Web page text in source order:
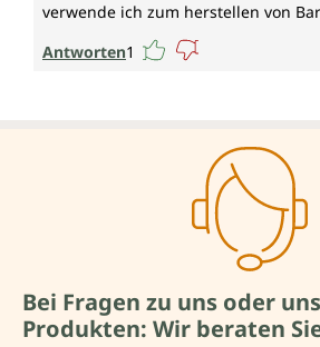
verwende ich zum herstellen von
Antworten1
Bei Fragen zu uns oder
Produkten: Wir beraten